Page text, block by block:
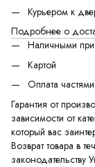
Курьером к
Подробнее о
Наличными при
Картой
Оплата
Гарантия от
зависимости от
который вас
Возврат товара в
законодательству